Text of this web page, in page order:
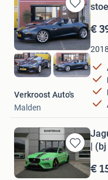
Bewaren
in
Mijn
Favorieten
€
2018
Verkroost Auto's
Malden
Bewaren
in
|
€